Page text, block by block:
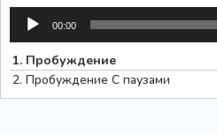
Аудиоплеер
00:00
1. Пробуждение
2. Пробуждение С паузами